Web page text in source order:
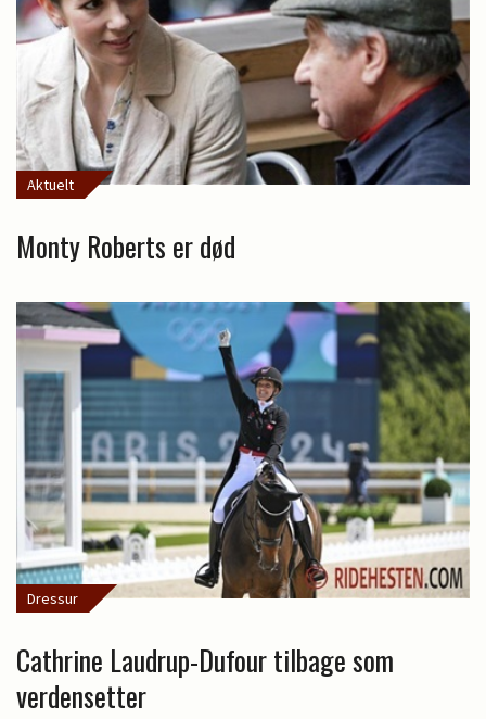
Aktuelt
Monty Roberts er død
Dressur
Cathrine Laudrup-Dufour tilbage som
verdensetter